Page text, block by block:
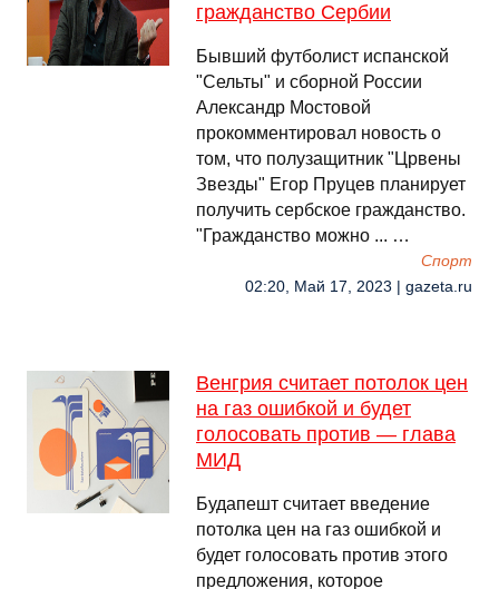
гражданство Сербии
Бывший футболист испанской
"Сельты" и сборной России
Александр Мостовой
прокомментировал новость о
том, что полузащитник "Црвены
Звезды" Егор Пруцев планирует
получить сербское гражданство.
"Гражданство можно ... …
Спорт
02:20, Май 17, 2023 | gazeta.ru
Венгрия считает потолок цен
на газ ошибкой и будет
голосовать против — глава
МИД
Будапешт считает введение
потолка цен на газ ошибкой и
будет голосовать против этого
предложения, которое